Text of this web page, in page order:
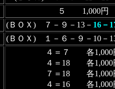
５ 1,000円
(ＢＯＸ) ７－９－13－ 16－
(ＢＯＸ) １－６－９－10－
４＝７ 各1,000
４＝18 各1,000
７＝18 各1,000
４＝16 各1,000